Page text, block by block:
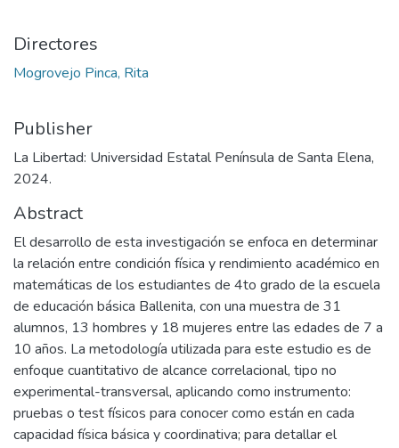
Directores
Mogrovejo Pinca, Rita
Publisher
La Libertad: Universidad Estatal Península de Santa Elena,
2024.
Abstract
El desarrollo de esta investigación se enfoca en determinar
la relación entre condición física y rendimiento académico en
matemáticas de los estudiantes de 4to grado de la escuela
de educación básica Ballenita, con una muestra de 31
alumnos, 13 hombres y 18 mujeres entre las edades de 7 a
10 años. La metodología utilizada para este estudio es de
enfoque cuantitativo de alcance correlacional, tipo no
experimental-transversal, aplicando como instrumento:
pruebas o test físicos para conocer como están en cada
capacidad física básica y coordinativa; para detallar el